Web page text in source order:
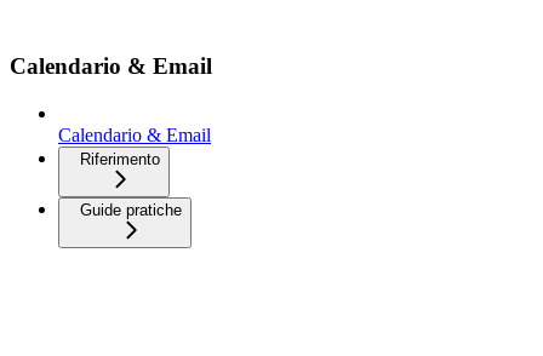
Calendario & Email
Calendario & Email
Riferimento
Guide pratiche